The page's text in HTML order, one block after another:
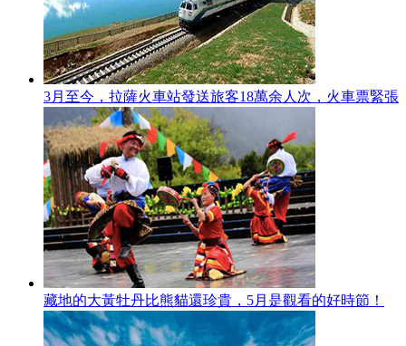
3月至今，拉薩火車站發送旅客18萬余人次，火車票緊張
藏地的大黃牡丹比熊貓還珍貴，5月是觀看的好時節！